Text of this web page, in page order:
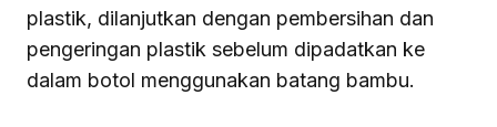
plastik, dilanjutkan dengan pembersihan dan
pengeringan plastik sebelum dipadatkan ke
dalam botol menggunakan batang bambu.